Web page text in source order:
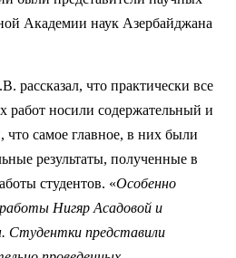
Академии наук Азербайджана
рассказал, что практически все
работ носили содержательный и
что самое главное, в них были
результаты, полученные в
студентов. «Особенно
Нигяр Асадовой и
представили